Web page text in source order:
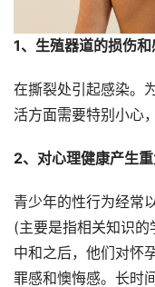
1、生殖器道的损伤和
在撕裂处引起感染。
活方面需要特别小心
2、对心理健康产生
青少年的性行为经常
(主要是指相关知识
中和之后，他们对怀
罪感和懊悔感。长时